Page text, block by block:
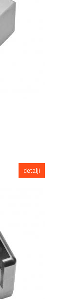
detalji